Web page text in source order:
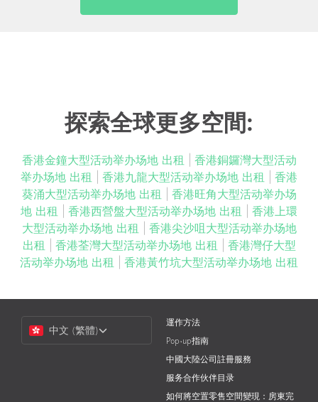
探索全球更多空間:
香港金鐘大型活动举办场地 出租
香港銅鑼灣大型活动
举办场地 出租
香港九龍大型活动举办场地 出租
香港
葵涌大型活动举办场地 出租
香港旺角大型活动举办场
地 出租
香港西營盤大型活动举办场地 出租
香港上環
大型活动举办场地 出租
香港尖沙咀大型活动举办场地
出租
香港荃灣大型活动举办场地 出租
香港灣仔大型
活动举办场地 出租
香港黃竹坑大型活动举办场地 出租
Language
中文 (繁體)
運作方法
Pop-up指南
中國大陸公司註冊服務
服务合作伙伴目录
如何將空置零售空間變現：房東完